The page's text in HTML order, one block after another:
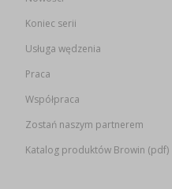
Koniec serii
Usługa wędzenia
Praca
Współpraca
Zostań naszym partnerem
Katalog produktów Browin (pdf)